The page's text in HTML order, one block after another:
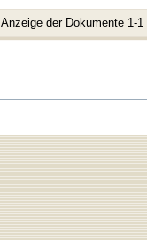
Anzeige der Dokumente 1-1